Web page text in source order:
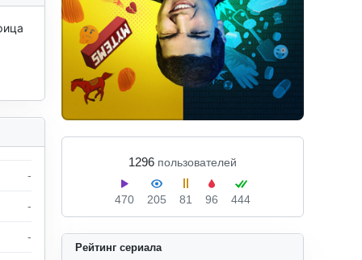
1296 пользователей
470 205 81 96 444
Рейтинг сериала
-
-
-